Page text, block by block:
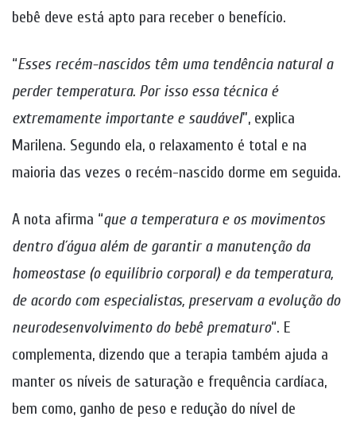
bebê deve está apto para receber o benefício.
“Esses recém-nascidos têm uma tendência natural a
perder temperatura. Por isso essa técnica é
extremamente importante e saudável”, explica
Marilena. Segundo ela, o relaxamento é total e na
maioria das vezes o recém-nascido dorme em seguida.
A nota afirma “que a temperatura e os movimentos
dentro d´água além de garantir a manutenção da
homeostase (o equilíbrio corporal) e da temperatura,
de acordo com especialistas, preservam a evolução do
neurodesenvolvimento do bebê prematuro“. E
complementa, dizendo que a terapia também ajuda a
manter os níveis de saturação e frequência cardíaca,
bem como, ganho de peso e redução do nível de